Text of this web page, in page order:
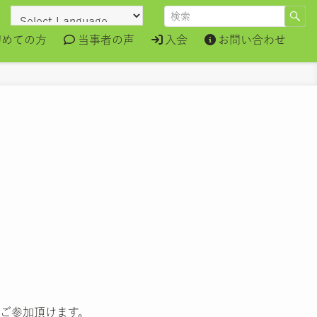
ての方 当事者の声 入会 お問い合わせ
参加頂けます。